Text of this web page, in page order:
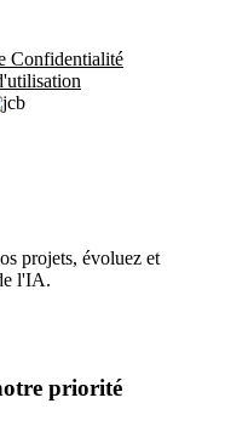
Confidentialité
projets, évoluez et
l'IA.
priorité